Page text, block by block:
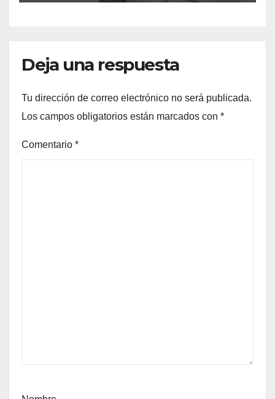
Deja una respuesta
Tu dirección de correo electrónico no será publicada.
Los campos obligatorios están marcados con *
Comentario *